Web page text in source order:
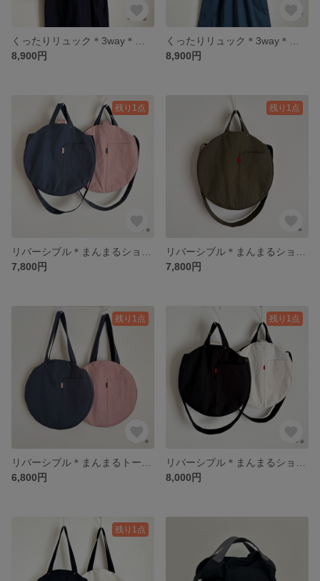
8,900円
8,900円
残り1点
7,800円
残り1点
7,800円
残り1点
6,800円
残り1点
8,000円
残り1点